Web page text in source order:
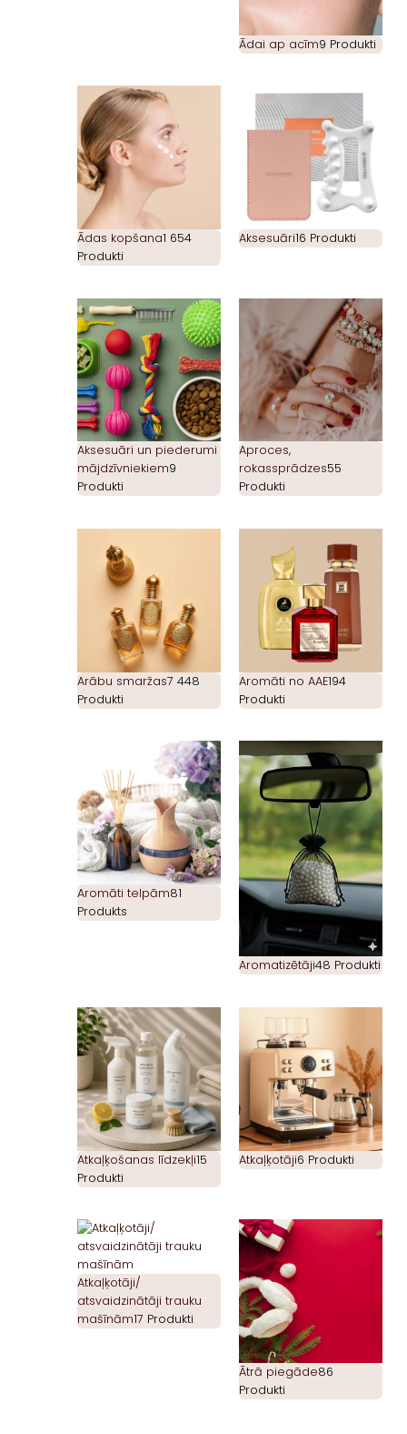
Ādai ap acīm9 Produkti
Ādas kopšana1 654
Produkti
Aksesuāri16 Produkti
Aksesuāri un piederumi
mājdzīvniekiem9
Produkti
Aproces,
rokassprādzes55
Produkti
Arābu smaržas7 448
Produkti
Aromāti no AAE194
Produkti
Aromāti telpām81
Produkts
Aromatizētāji48 Produkti
Atkaļķošanas līdzekļi15
Produkti
Atkaļķotāji6 Produkti
Atkaļķotāji/
atsvaidzinātāji trauku
mašīnām17 Produkti
Ātrā piegāde86
Produkti